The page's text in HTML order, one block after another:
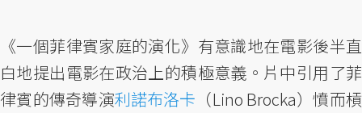
《一個菲律賓家庭的演化》有意識地在電影後半直
白地提出電影在政治上的積極意義。片中引用了菲
律賓的傳奇導演利諾布洛卡 （Lino Brocka）憤而槓